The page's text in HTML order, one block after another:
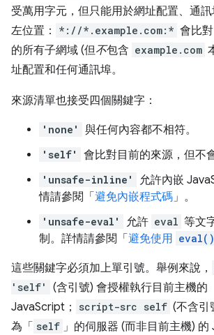
受萬用字元，但只能用於網址配置、通
左位置：
*://*.example.com:* 會比對
的所有子網域 (但不包含 example.com
址配置和任何通訊埠。
來源清單也接受四個關鍵字：
'none' 與任何內容都不相符。
'self' 會比對目前的來源，但不
'unsafe-inline'
允許內嵌
情請參閱「避免內嵌程式碼 」。
'unsafe-eval' 允許 eval 等文
制。詳情請參閱「避免使用 eval()
這些關鍵字必須加上單引號。舉例來說，
'self'
(含引號) 會授權執行目前主機的
JavaScript；
script-src self (不含引
為「 self 」的伺服器 (而非目前主機)